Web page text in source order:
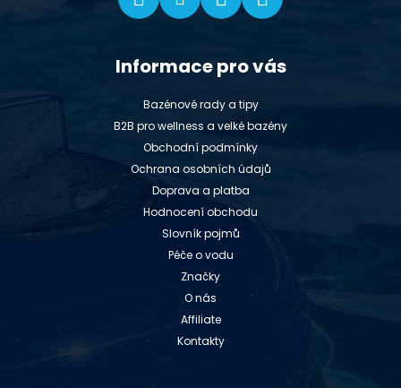
Informace pro vás
Bazénové rady a tipy
B2B pro wellness a velké bazény
Obchodní podmínky
Ochrana osobních údajů
Doprava a platba
Hodnocení obchodu
Slovník pojmů
Péče o vodu
Značky
O nás
Affiliate
Kontakty